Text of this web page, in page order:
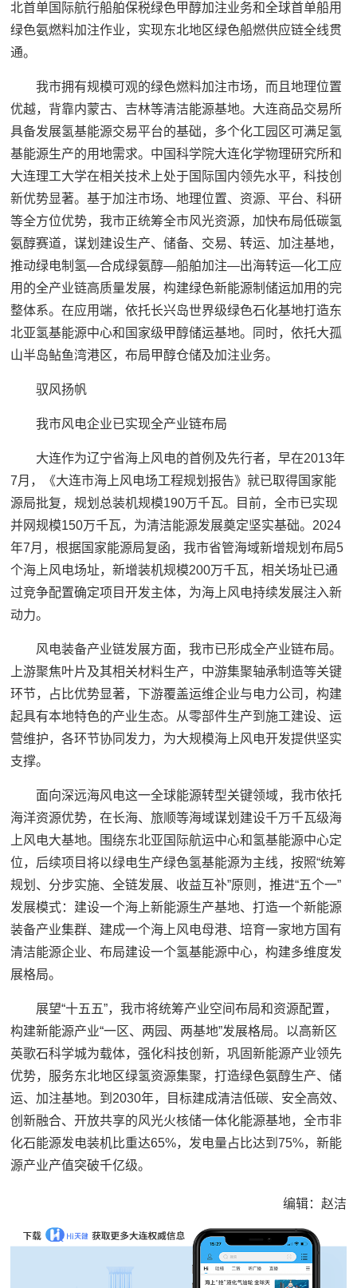
北首单国际航行船舶保税绿色甲醇加注业务和全球首单船用
绿色氨燃料加注作业，实现东北地区绿色船燃供应链全线贯
通。
我市拥有规模可观的绿色燃料加注市场，而且地理位置
优越，背靠内蒙古、吉林等清洁能源基地。大连商品交易所
具备发展氢基能源交易平台的基础，多个化工园区可满足氢
基能源生产的用地需求。中国科学院大连化学物理研究所和
大连理工大学在相关技术上处于国际国内领先水平，科技创
新优势显著。基于加注市场、地理位置、资源、平台、科研
等全方位优势，我市正统筹全市风光资源，加快布局低碳氢
氨醇赛道，谋划建设生产、储备、交易、转运、加注基地，
推动绿电制氢—合成绿氨醇—船舶加注—出海转运—化工应
用的全产业链高质量发展，构建绿色新能源制储运加用的完
整体系。在应用端，依托长兴岛世界级绿色石化基地打造东
北亚氢基能源中心和国家级甲醇储运基地。同时，依托大孤
山半岛鲇鱼湾港区，布局甲醇仓储及加注业务。
驭风扬帆
我市风电企业已实现全产业链布局
大连作为辽宁省海上风电的首例及先行者，早在2013年
7月，《大连市海上风电场工程规划报告》就已取得国家能
源局批复，规划总装机规模190万千瓦。目前，全市已实现
并网规模150万千瓦，为清洁能源发展奠定坚实基础。2024
年7月，根据国家能源局复函，我市省管海域新增规划布局5
个海上风电场址，新增装机规模200万千瓦，相关场址已通
过竞争配置确定项目开发主体，为海上风电持续发展注入新
动力。
风电装备产业链发展方面，我市已形成全产业链布局。
上游聚焦叶片及其相关材料生产，中游集聚轴承制造等关键
环节，占比优势显著，下游覆盖运维企业与电力公司，构建
起具有本地特色的产业生态。从零部件生产到施工建设、运
营维护，各环节协同发力，为大规模海上风电开发提供坚实
支撑。
面向深远海风电这一全球能源转型关键领域，我市依托
海洋资源优势，在长海、旅顺等海域谋划建设千万千瓦级海
上风电大基地。围绕东北亚国际航运中心和氢基能源中心定
位，后续项目将以绿电生产绿色氢基能源为主线，按照“统筹
规划、分步实施、全链发展、收益互补”原则，推进“五个一”
发展模式：建设一个海上新能源生产基地、打造一个新能源
装备产业集群、建成一个海上风电母港、培育一家地方国有
清洁能源企业、布局建设一个氢基能源中心，构建多维度发
展格局。
展望“十五五”，我市将统筹产业空间布局和资源配置，
构建新能源产业“一区、两园、两基地”发展格局。以高新区
英歌石科学城为载体，强化科技创新，巩固新能源产业领先
优势，服务东北地区绿氢资源集聚，打造绿色氨醇生产、储
运、加注基地。到2030年，目标建成清洁低碳、安全高效、
创新融合、开放共享的风光火核储一体化能源基地，全市非
化石能源发电装机比重达65%，发电量占比达到75%，新能
源产业产值突破千亿级。
编辑：赵洁